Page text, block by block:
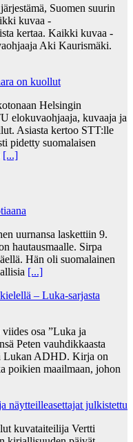
Suomen suurin
kuvaa -
kertaa. Kaikki kuvaa -
Aki Kaurismäki.
on kuollut
Helsingin
elokuvaohjaaja, kuvaaja ja
Asiasta kertoo STT:lle
pidetty suomalaisen
[...]
uurnansa laskettiin 9.
hautausmaalle. Sirpa
Hän oli suomalainen
[...]
– Luka-sarjasta
osa ”Luka ja
Peten vauhdikkaasta
Lukan ADHD. Kirja on
poikien maailmaan, johon
näytteilleasettajat julkistettu
kuvataiteilija Vertti